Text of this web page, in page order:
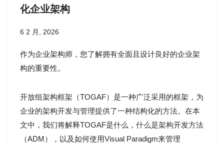
化企业架构
6 2 月, 2026
作为企业架构师，您了解拥有全面且设计良好的企业架
构的重要性。
开放组架构框架（TOGAF）是一种广泛采用的框架，为
企业的架构开发与管理提供了一种结构化的方法。在本
文中，我们将解释TOGAF是什么，什么是架构开发方法
（ADM），以及如何使用Visual Paradigm来管理